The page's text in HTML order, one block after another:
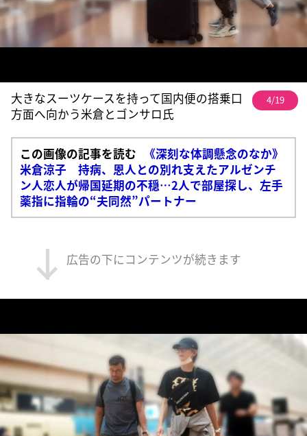
大きなスーツケースを持って国内便の搭乗口
方面へ向かう米倉とゴンサロ氏
4/19
この画像の記事を読む
《深刻な体調懸念のなか》
米倉涼子 持病、恩人との別れ支えたアルゼンチ
ン人恋人が帰国延期の不穏…2人で部屋探し、左手
薬指に指輪の“夫同然”パートナー
広告の下にコンテンツが続きます